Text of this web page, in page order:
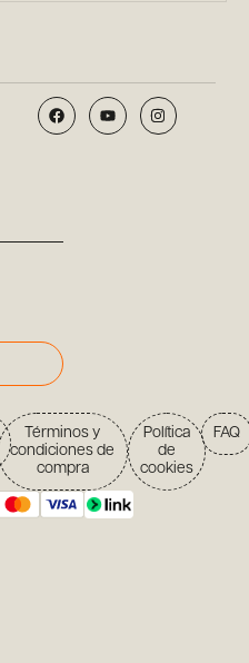
Términos y
condiciones de
compra
Política
de
cookies
FAQ